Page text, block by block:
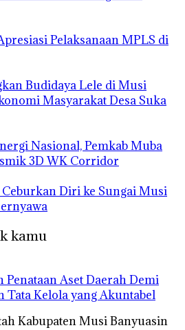
Pelaksanaan MPLS di
Budidaya Lele di Musi
Masyarakat Desa Suka
Nasional, Pemkab Muba
3D WK Corridor
Diri ke Sungai Musi
kamu
Penataan Aset Daerah Demi
Tata Kelola yang Akuntabel
Kabupaten Musi Banyuasin